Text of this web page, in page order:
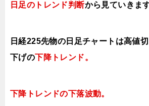
日足のトレンド判断から見ていきま
日経225先物の日足チャートは高値
下げの下降トレンド。
下降トレンドの下落波動。